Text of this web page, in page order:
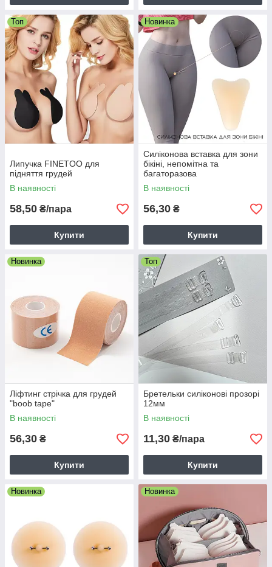
Топ
Липучка FINETOO для
підняття грудей
В наявності
58,50 ₴/пара
Купити
Новинка
Силіконова вставка для зони
бікіні, непомітна та
багаторазова
В наявності
56,30 ₴
Купити
Новинка
Ліфтинг стрічка для грудей
"boob tape"
В наявності
56,30 ₴
Купити
Топ
Бретельки силіконові прозорі
12мм
В наявності
11,30 ₴/пара
Купити
Новинка Новинка